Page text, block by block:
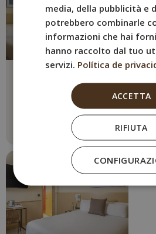
Camera Doppia
Max. 2 persone
1 letto matrimoniale o 2
Vedi di più
media, della pubblicità e
potrebbero combinarle
informazioni che hai
hanno raccolto dal tuo
servizi. Política de
ACCETTA
RIFIUTA